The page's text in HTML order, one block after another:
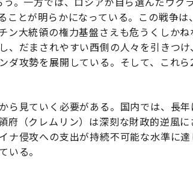
ことが明らかになっている。この戦争は
ン大統領の権力基盤さえも危うくしかね
、だまされやすい西側の人々を引きつ
ダ攻勢を展開している。そして、これ
ら見ていく必要がある。国内では、長
（クレムリン）は深刻な財政的逆風に
ナ侵攻への支出が持続不可能な水準に
いる。